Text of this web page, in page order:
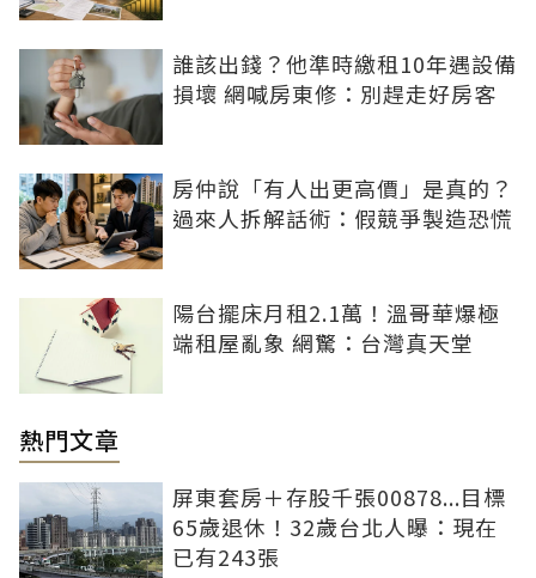
誰該出錢？他準時繳租10年遇設備
損壞 網喊房東修：別趕走好房客
房仲說「有人出更高價」是真的？
過來人拆解話術：假競爭製造恐慌
陽台擺床月租2.1萬！溫哥華爆極
端租屋亂象 網驚：台灣真天堂
熱門文章
屏東套房＋存股千張00878...目標
65歲退休！32歲台北人曝：現在
已有243張